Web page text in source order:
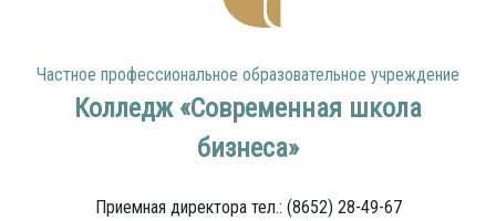
Частное профессиональное образовательное учреждение
Колледж «Современная школа
бизнеса»
Приемная директора тел.: (8652) 28-49-67